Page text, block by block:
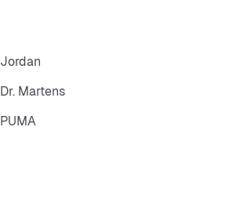
Jordan
Dr. Martens
PUMA